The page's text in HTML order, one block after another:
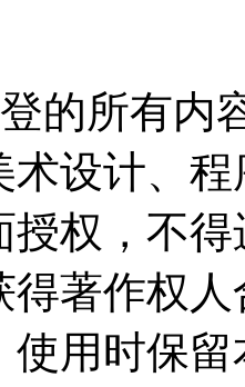
的所有内
术设计、
授权，不
得著作权
用时保